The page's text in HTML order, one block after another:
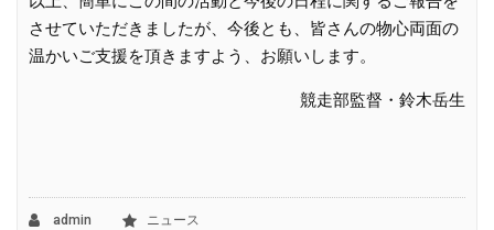
させていただきましたが、今後とも、皆さんの物心両面の
温かいご支援を頂きますよう、お願いします。
競走部監督・鈴木岳生
admin ニュース